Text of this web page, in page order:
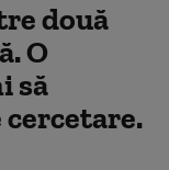
două
O
să